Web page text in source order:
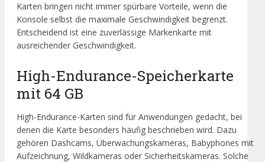
Karten bringen nicht immer spürbare Vorteile, wenn die
Konsole selbst die maximale Geschwindigkeit begrenzt.
Entscheidend ist eine zuverlässige Markenkarte mit
ausreichender Geschwindigkeit.
High-Endurance-Speicherkarte
mit 64 GB
High-Endurance-Karten sind für Anwendungen gedacht, bei
denen die Karte besonders häufig beschrieben wird. Dazu
gehören Dashcams, Überwachungskameras, Babyphones mit
Aufzeichnung, Wildkameras oder Sicherheitskameras. Solche